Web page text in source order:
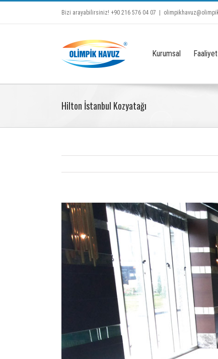
Bizi arayabilirsiniz! +90 216 576 04 07
Kurumsal
Hilton İstanbul Kozyatağı